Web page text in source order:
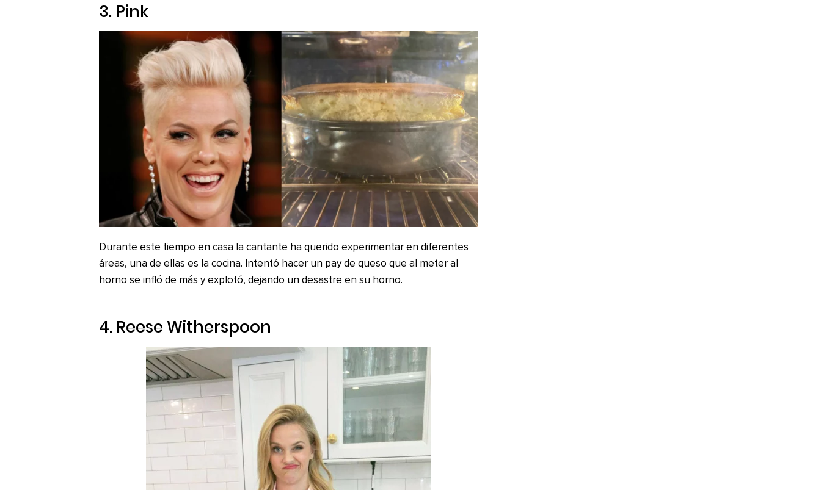
3. Pink
Durante este tiempo en casa la cantante ha querido experimentar en diferentes
áreas, una de ellas es la cocina. Intentó hacer un pay de queso que al meter al
horno se infló de más y explotó, dejando un desastre en su horno.
4. Reese Witherspoon